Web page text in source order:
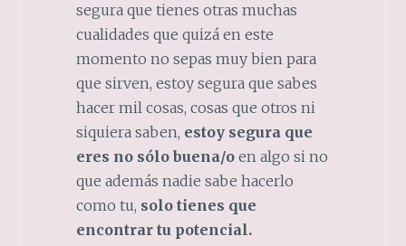
segura que tienes otras muchas
cualidades que quizá en este
momento no sepas muy bien para
que sirven, estoy segura que sabes
hacer mil cosas, cosas que otros ni
siquiera saben, estoy segura que
eres no sólo buena/oen algo si no
que además nadie sabe hacerlo
como tu, solo tienes que
encontrar tu potencial.